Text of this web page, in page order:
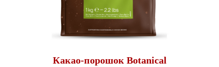
Какао-порошок Botanical